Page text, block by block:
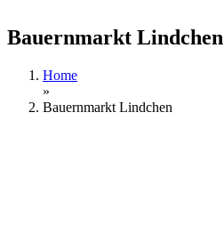
Bauernmarkt Lindchen
Home
»
Bauernmarkt Lindchen